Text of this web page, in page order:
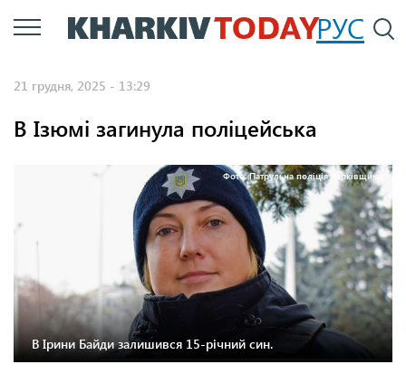
Перейти
до
РУС
21 грудня, 2025 - 13:29
В Ізюмі загинула поліцейська
Фото: Патрульна поліція Харківщини
В Ірини Байди залишився 15-річний син.